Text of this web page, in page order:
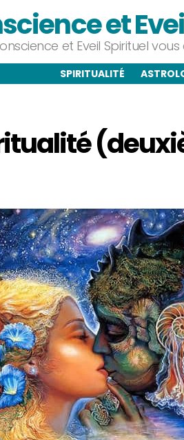
et
et Eveil Spirituel
SPIRITUALITÉ